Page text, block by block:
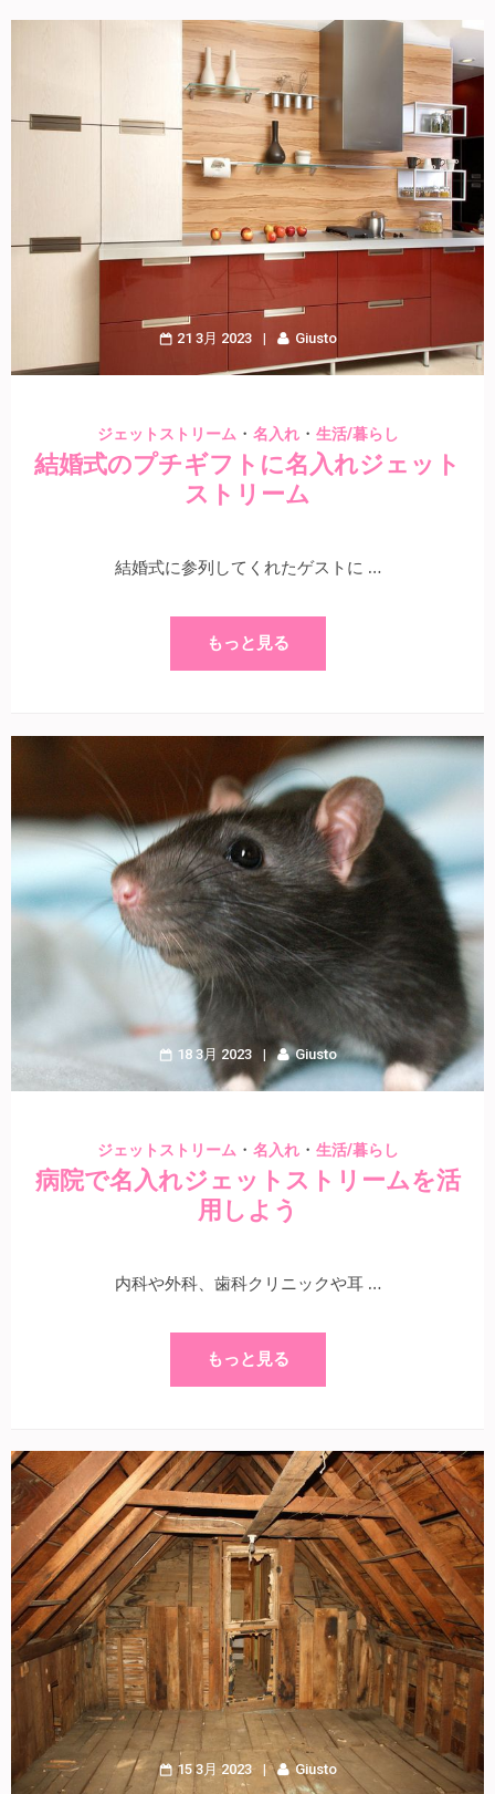
21 3月 2023 Giusto
ジェットストリーム・ 名入れ・ 生活/暮らし
結婚式のプチギフトに名入れジェット
ストリーム
結婚式に参列してくれたゲストに …
もっと見る
18 3月 2023 Giusto
ジェットストリーム・ 名入れ・ 生活/暮らし
病院で名入れジェットストリームを活
用しよう
内科や外科、歯科クリニックや耳 …
もっと見る
15 3月 2023 Giusto